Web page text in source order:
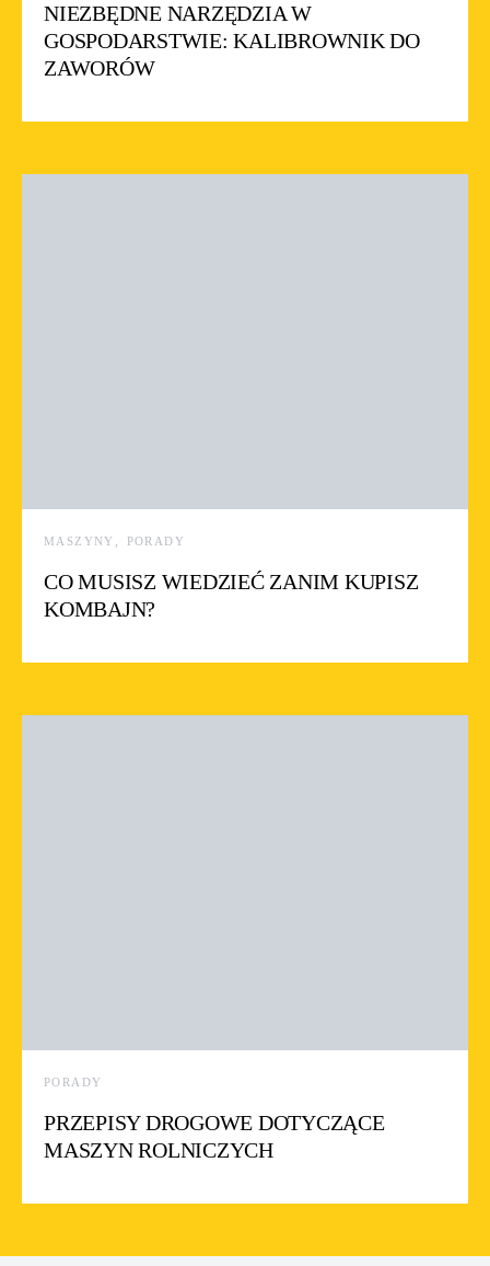
NIEZBĘDNE NARZĘDZIA W
GOSPODARSTWIE: KALIBROWNIK DO
ZAWORÓW
MASZYNY PORADY
CO MUSISZ WIEDZIEĆ ZANIM KUPISZ
KOMBAJN?
PORADY
PRZEPISY DROGOWE DOTYCZĄCE
MASZYN ROLNICZYCH